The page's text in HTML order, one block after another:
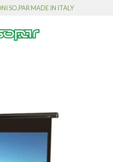
SO.PAR MADE IN ITALY